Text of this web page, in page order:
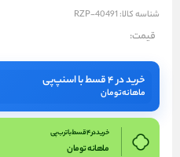
شناسه کالا: RZP-40491
قیمت:
خرید در ۴ قسط با اسنپ‌پی
ماهانهتومان
خرید در 4 قسط با ترب پی
ماهانهتومان